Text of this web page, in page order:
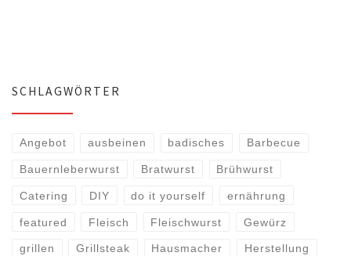
SCHLAGWÖRTER
Angebot ausbeinen badisches Barbecue
Bauernleberwurst Bratwurst Brühwurst
Catering DIY do it yourself ernährung
featured Fleisch Fleischwurst Gewürz
grillen Grillsteak Hausmacher Herstellung